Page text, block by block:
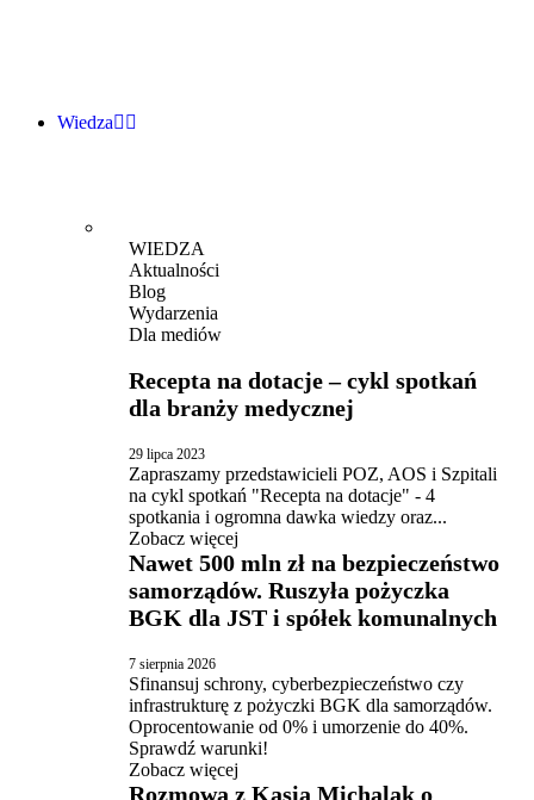
Wiedza
WIEDZA
Aktualności
Blog
Wydarzenia
Dla mediów
Recepta na dotacje – cykl spotkań
dla branży medycznej
29 lipca 2023
Zapraszamy przedstawicieli POZ, AOS i Szpitali
na cykl spotkań "Recepta na dotacje" - 4
spotkania i ogromna dawka wiedzy oraz...
Zobacz więcej
Nawet 500 mln zł na bezpieczeństwo
samorządów. Ruszyła pożyczka
BGK dla JST i spółek komunalnych
7 sierpnia 2026
Sfinansuj schrony, cyberbezpieczeństwo czy
infrastrukturę z pożyczki BGK dla samorządów.
Oprocentowanie od 0% i umorzenie do 40%.
Sprawdź warunki!
Zobacz więcej
Rozmowa z Kasią Michalak o